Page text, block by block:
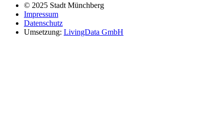
© 2025 Stadt Münchberg
Impressum
Datenschutz
Umsetzung: LivingData GmbH